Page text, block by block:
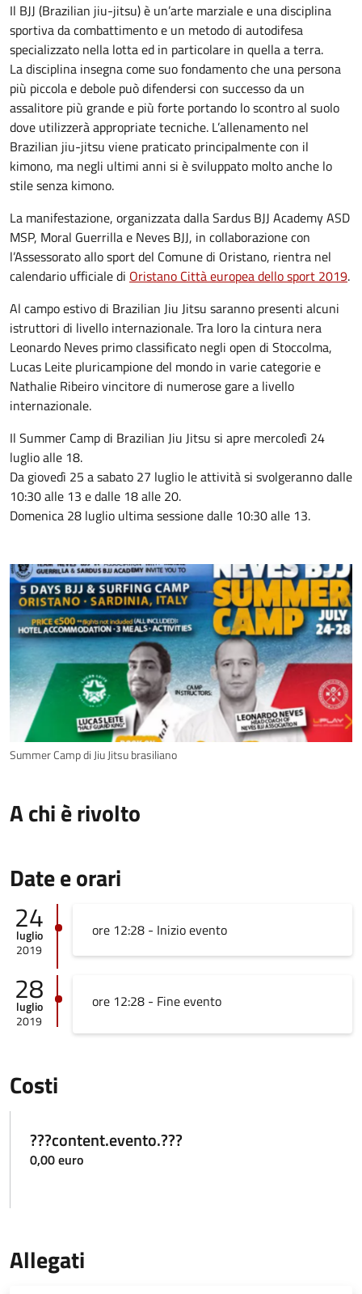
Il BJJ (Brazilian jiu-jitsu) è un’arte marziale e una disciplina
sportiva da combattimento e un metodo di autodifesa
specializzato nella lotta ed in particolare in quella a terra.
La disciplina insegna come suo fondamento che una persona
più piccola e debole può difendersi con successo da un
assalitore più grande e più forte portando lo scontro al suolo
dove utilizzerà appropriate tecniche. L’allenamento nel
Brazilian jiu-jitsu viene praticato principalmente con il
kimono, ma negli ultimi anni si è sviluppato molto anche lo
stile senza kimono.
La manifestazione, organizzata dalla Sardus BJJ Academy ASD
MSP, Moral Guerrilla e Neves BJJ, in collaborazione con
l’Assessorato allo sport del Comune di Oristano, rientra nel
calendario ufficiale di Oristano Città europea dello sport 2019.
Al campo estivo di Brazilian Jiu Jitsu saranno presenti alcuni
istruttori di livello internazionale. Tra loro la cintura nera
Leonardo Neves primo classificato negli open di Stoccolma,
Lucas Leite pluricampione del mondo in varie categorie e
Nathalie Ribeiro vincitore di numerose gare a livello
internazionale.
Il Summer Camp di Brazilian Jiu Jitsu si apre mercoledì 24
luglio alle 18.
Da giovedì 25 a sabato 27 luglio le attività si svolgeranno dalle
10:30 alle 13 e dalle 18 alle 20.
Domenica 28 luglio ultima sessione dalle 10:30 alle 13.
Summer Camp di Jiu Jitsu brasiliano
A chi è rivolto
Date e orari
24
luglio
2019
ore 12:28 - Inizio evento
28
luglio
2019
ore 12:28 - Fine evento
Costi
???content.evento.???
0,00 euro
Allegati